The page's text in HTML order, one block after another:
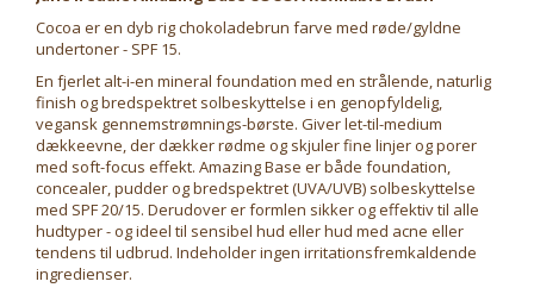
Cocoa er en dyb rig chokoladebrun farve med røde/gyldne
undertoner - SPF 15.
En fjerlet alt-i-en mineral foundation med en strålende, naturlig
finish og bredspektret solbeskyttelse i en genopfyldelig,
vegansk gennemstrømnings-børste. Giver let-til-medium
dækkeevne, der dækker rødme og skjuler fine linjer og porer
med soft-focus effekt. Amazing Base er både foundation,
concealer, pudder og bredspektret (UVA/UVB) solbeskyttelse
med SPF 20/15. Derudover er formlen sikker og effektiv til alle
hudtyper - og ideel til sensibel hud eller hud med acne eller
tendens til udbrud. Indeholder ingen irritationsfremkaldende
ingredienser.